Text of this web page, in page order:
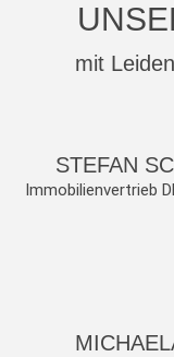
mit
STEFAN
Immobilienvertrieb